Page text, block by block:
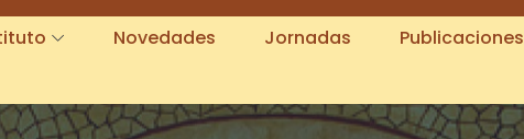
Novedades Jornadas Publicaciones